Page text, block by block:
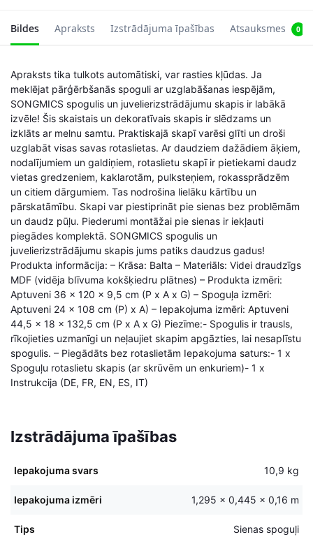
Bildes Apraksts Izstrādājuma īpašības Atsauksmes 0
Apraksts tika tulkots automātiski, var rasties kļūdas. Ja
meklējat pārģērbšanās spoguli ar uzglabāšanas iespējām,
SONGMICS spogulis un juvelierizstrādājumu skapis ir labākā
izvēle! Šis skaistais un dekoratīvais skapis ir slēdzams un
izklāts ar melnu samtu. Praktiskajā skapī varēsi glīti un droši
uzglabāt visas savas rotaslietas. Ar daudziem dažādiem āķiem,
nodalījumiem un galdiņiem, rotaslietu skapī ir pietiekami daudz
vietas gredzeniem, kaklarotām, pulksteņiem, rokassprādzēm
un citiem dārgumiem. Tas nodrošina lielāku kārtību un
pārskatāmību. Skapi var piestiprināt pie sienas bez problēmām
un daudz pūļu. Piederumi montāžai pie sienas ir iekļauti
piegādes komplektā. SONGMICS spogulis un
juvelierizstrādājumu skapis jums patiks daudzus gadus!
Produkta informācija: – Krāsa: Balta – Materiāls: Videi draudzīgs
MDF (vidēja blīvuma kokšķiedru plātnes) – Produkta izmēri:
Aptuveni 36 x 120 x 9,5 cm (P x A x G) – Spoguļa izmēri:
Aptuveni 24 x 108 cm (P) x A) – Iepakojuma izmēri: Aptuveni
44,5 x 18 x 132,5 cm (P x A x G) Piezīme:- Spogulis ir trausls,
rīkojieties uzmanīgi un neļaujiet skapim apgāzties, lai nesaplīstu
spogulis. – Piegādāts bez rotaslietām Iepakojuma saturs:- 1 x
Spoguļu rotaslietu skapis (ar skrūvēm un enkuriem)- 1 x
Instrukcija (DE, FR, EN, ES, IT)
Izstrādājuma īpašības
Iepakojuma svars 10,9 kg
Iepakojuma izmēri 1,295 × 0,445 × 0,16 m
Tips Sienas spoguļi